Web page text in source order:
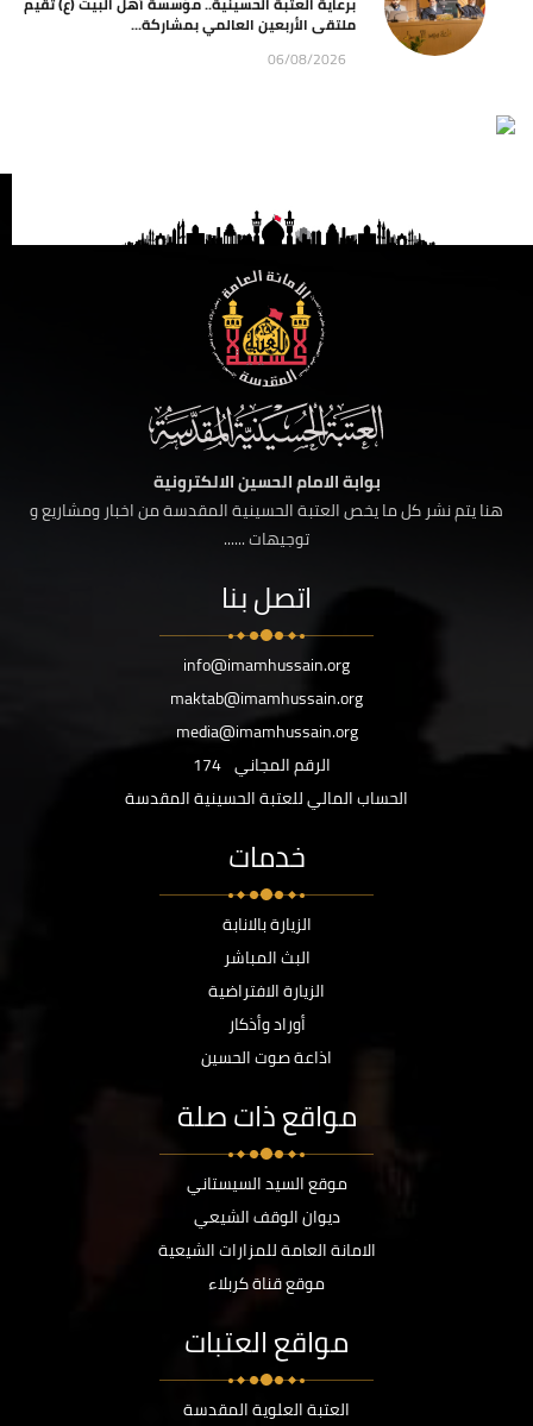
ملتقى الأربعين العالمي بمشاركة...
06/08/2026
بوابة الامام الحسين الالكترونية
هنا يتم نشر كل ما يخص العتبة الحسينية المقدسة من اخبار ومشاريع و
توجيهات ......
اتصل بنا
info@imamhussain.org
maktab@imamhussain.org
media@imamhussain.org
الرقم المجاني 174
الحساب المالي للعتبة الحسينية المقدسة
خدمات
الزيارة بالانابة
البث المباشر
الزيارة الافتراضية
أوراد وأذكار
اذاعة صوت الحسين
مواقع ذات صلة
موقع السيد السيستاني
ديوان الوقف الشيعي
الامانة العامة للمزارات الشيعية
موقع قناة كربلاء
مواقع العتبات
العتبة العلوية المقدسة